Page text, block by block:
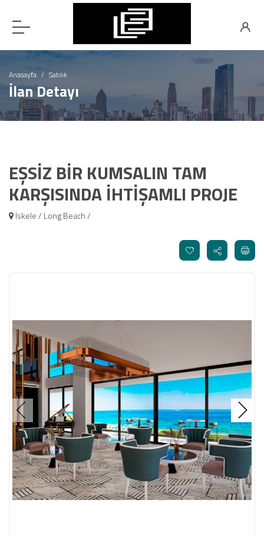
Anasayfa Satılık
İlan Detayı
EŞSİZ BİR KUMSALIN TAM
KARŞISINDA İHTİŞAMLI PROJE
İskele / Long Beach /